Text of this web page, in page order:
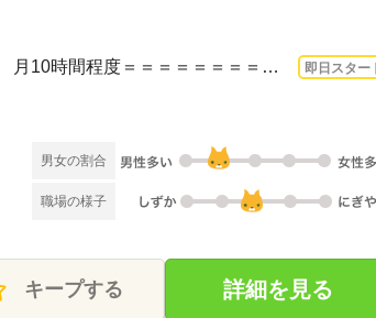
長期 即日〜 / 09：00～17：50 【残業】有 月10時間程度＝＝＝＝＝＝＝＝＝＝＝マン... 即日スター
男女の割合
職場の様子
キープする 詳細を見る